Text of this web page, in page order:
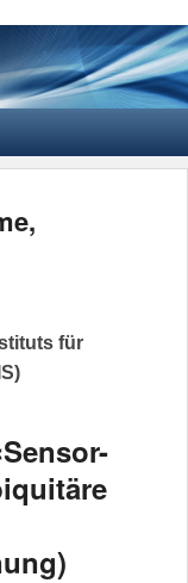
Leibniz Instituts für
Studien e.V.
für